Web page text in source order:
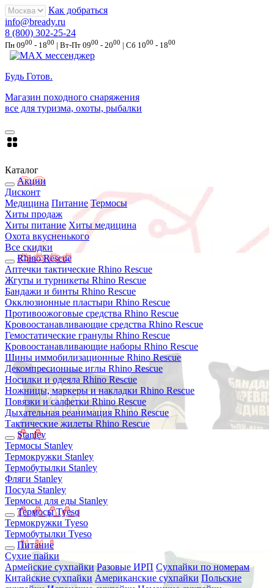
Как добраться
info@bready.ru
8 (800) 302-25-24
Пн 0900 - 1800 | Вт-Пт 0900 - 2000 | Сб 1000 - 1800
Будь Готов.
Магазин походного снаряжения
все для туризма, охоты, рыбалки
Каталог
Акции
Дисконт
Медицина Питание Термосы
Хиты продаж
Хиты питание Хиты медицина
Охота вкусненького
Все скидки
Rhino Rescue
Аптечки тактические Rhino Rescue
Жгуты и турникеты Rhino Rescue
Бандажи и бинты Rhino Rescue
Окклюзионные пластыри Rhino Rescue
Противоожоговые средства Rhino Rescue
Кровоостанавливающие средства Rhino Rescue
Гемостатические гранулы Rhino Rescue
Кровоостанавливающие наборы Rhino Rescue
Шины иммобилизационные Rhino Rescue
Декомпресионные иглы Rhino Rescue
Носилки и одеяла Rhino Rescue
Ножницы, маркеры и накладки Rhino Rescue
Повязки и салфетки Rhino Rescue
Дыхательная реанимация Rhino Rescue
Тактические жилеты Rhino Rescue
Stanley
Термосы Stanley
Термокружки Stanley
Термобутылки Stanley
Фляги Stanley
Посуда Stanley
Термосы для еды Stanley
Термосы Tyeso
Термокружки Tyeso
Термобутылки Tyeso
Питание
Сухие пайки
Армейские сухпайки Разовые ИРП Сухпайки по номерам
Китайские сухпайки Американские сухпайки Польские